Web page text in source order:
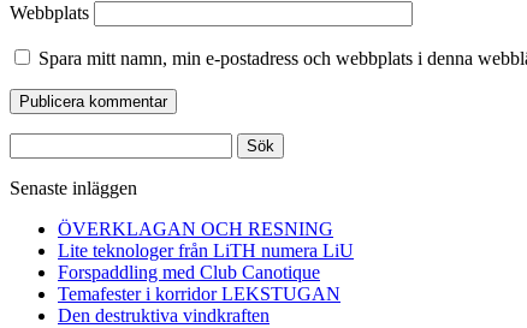
Webbplats
Spara mitt namn, min e-postadress och webbplats i denna
efter:
Senaste inläggen
ÖVERKLAGAN OCH RESNING
Lite teknologer från LiTH numera LiU
Forspaddling med Club Canotique
Temafester i korridor LEKSTUGAN
Den destruktiva vindkraften